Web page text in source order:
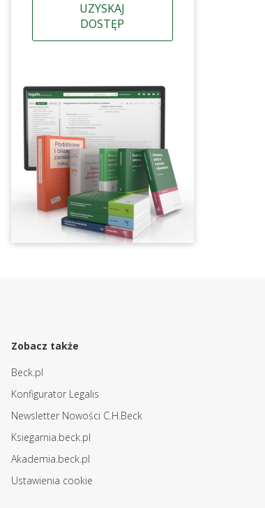
UZYSKAJ
DOSTĘP
Zobacz także
Beck.pl
Konfigurator Legalis
Newsletter Nowości C.H.Beck
Ksiegarnia.beck.pl
Akademia.beck.pl
Ustawienia cookie